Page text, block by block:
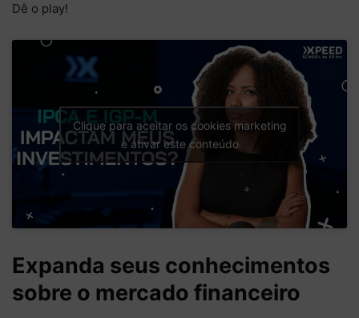
Dê o play!
Clique para aceitar os cookies marketing
e ativar este conteúdo
Expanda seus conhecimentos
sobre o mercado financeiro